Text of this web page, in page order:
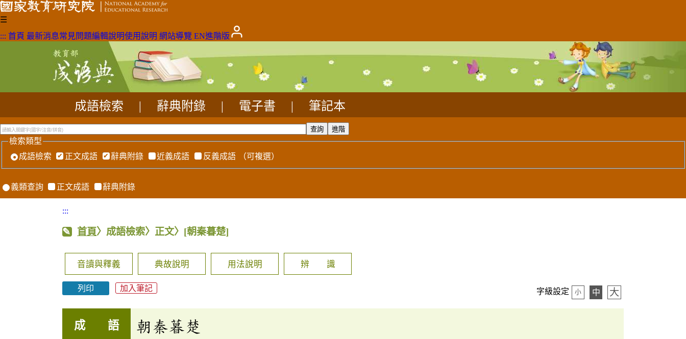
☰
::: 首頁 最新消息常見問題編輯說明使用說明 網站導覽 EN進階版
成語檢索 辭典附錄 電子書 筆記本
檢索類型
成語檢索
正文成語 辭典附錄 近義成語 反義成語 （可複選）
義類查詢 正文成語 辭典附錄
:::
首頁〉成語檢索〉正文〉 [朝秦暮楚]
音讀與釋義 典故說明 用法說明 辨 識
列印 加入筆記 字級設定 小 中 大
成 語 朝秦暮楚